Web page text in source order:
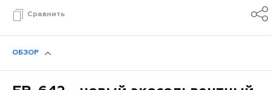
Сравнить
ОБЗОР